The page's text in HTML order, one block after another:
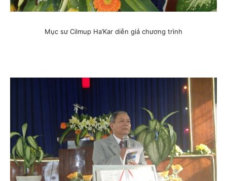
Mục sư Cilmup Ha’Kar diễn giả chương trình